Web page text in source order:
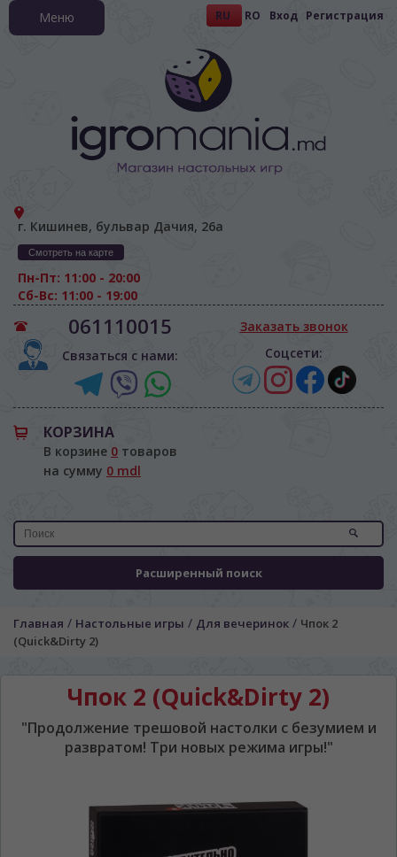
RU RO Вход Регистрация
г. Кишинев, бульвар Дачия, 26а
Смотреть на карте
Пн-Пт: 11:00 - 20:00
Сб-Вс: 11:00 - 19:00
061110015
Связаться с нами:
Заказать звонок
Соцсети:
КОРЗИНА
В корзине 0 товаров
на сумму 0 mdl
Расширенный поиск
Меню
Главная / Настольные игры / Для вечеринок / Чпок 2
(Quick&Dirty 2)
Чпок 2 (Quick&Dirty 2)
"Продолжение трешовой настолки с безумием и
развратом! Три новых режима игры!"